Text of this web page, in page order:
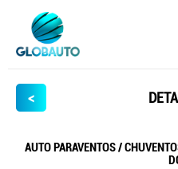
<
AUTO PARAVENTOS /